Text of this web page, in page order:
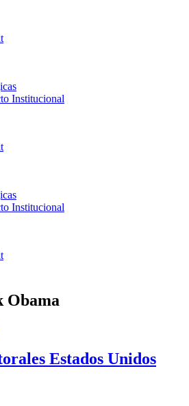
Institucional
Institucional
Obama
Estados Unidos